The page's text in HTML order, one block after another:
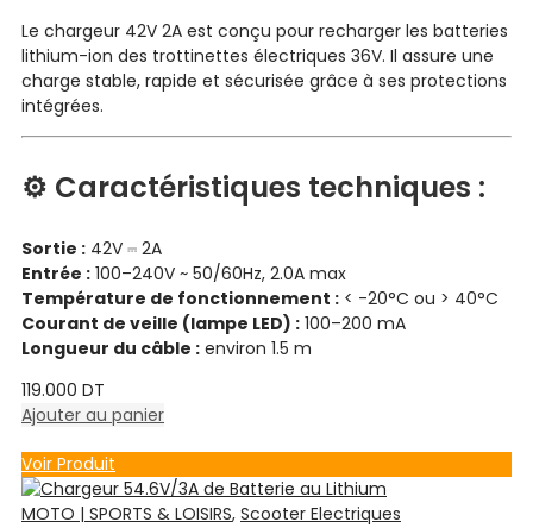
Le chargeur 42V 2A est conçu pour recharger les batteries
lithium-ion des trottinettes électriques 36V. Il assure une
charge stable, rapide et sécurisée grâce à ses protections
intégrées.
⚙️ Caractéristiques techniques :
Sortie : 42V ⎓ 2A
Entrée : 100–240V ~ 50/60Hz, 2.0A max
Température de fonctionnement : < -20°C ou > 40°C
Courant de veille (lampe LED) : 100–200 mA
Longueur du câble : environ 1.5 m
119.000 DT
Ajouter au panier
Voir Produit
MOTO | SPORTS & LOISIRS, Scooter Electriques